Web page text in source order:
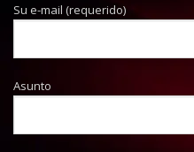
Su e-mail (requerido)
Asunto